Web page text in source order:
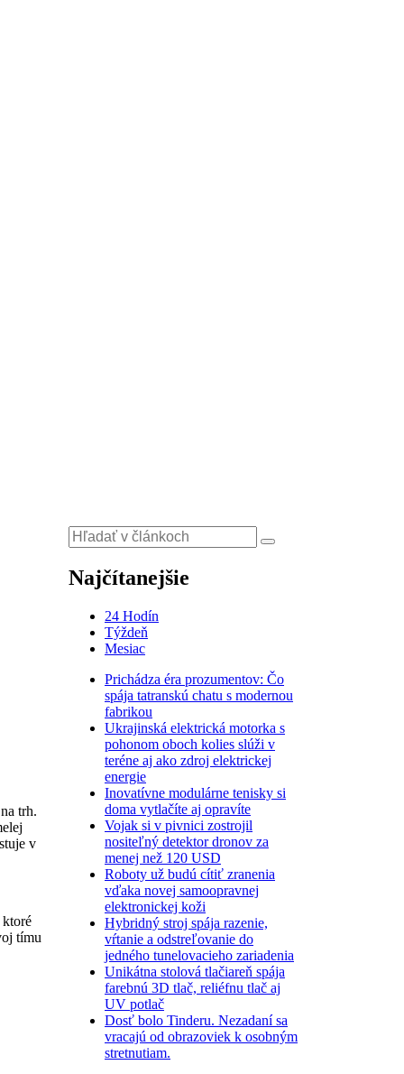
trh.
v
tímu
Najčítanejšie
24 Hodín
Týždeň
Mesiac
Prichádza éra prozumentov: Čo
spája tatranskú chatu s modernou
fabrikou
Ukrajinská elektrická motorka s
pohonom oboch kolies slúži v
teréne aj ako zdroj elektrickej
energie
Inovatívne modulárne tenisky si
doma vytlačíte aj opravíte
Vojak si v pivnici zostrojil
nositeľný detektor dronov za
menej než 120 USD
Roboty už budú cítiť zranenia
vďaka novej samoopravnej
elektronickej koži
Hybridný stroj spája razenie,
vŕtanie a odstreľovanie do
jedného tunelovacieho zariadenia
Unikátna stolová tlačiareň spája
farebnú 3D tlač, reliéfnu tlač aj
UV potlač
Dosť bolo Tinderu. Nezadaní sa
vracajú od obrazoviek k osobným
stretnutiam.